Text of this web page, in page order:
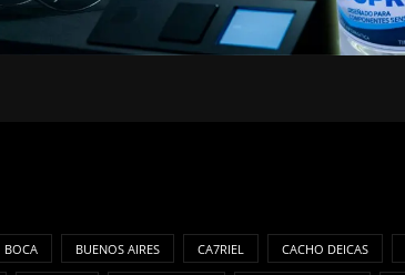
BOCA BUENOS AIRES CA7RIEL CACHO DEICAS